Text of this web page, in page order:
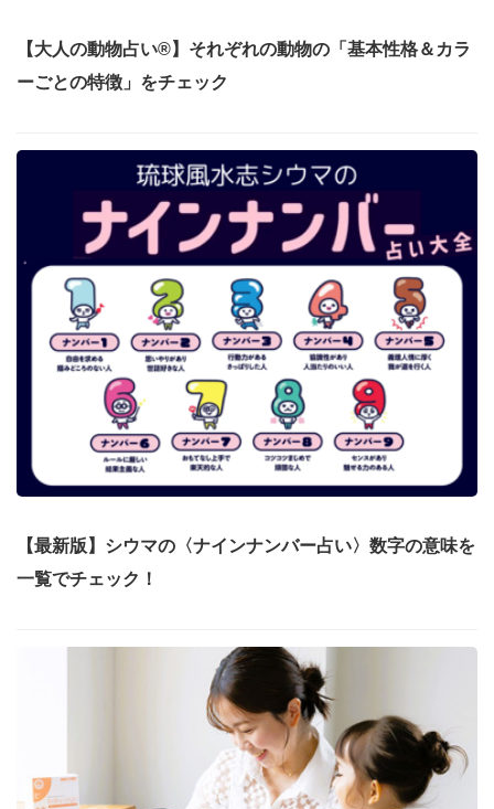
【大人の動物占い®】それぞれの動物の「基本性格＆カラ
ーごとの特徴」をチェック
【最新版】シウマの〈ナインナンバー占い〉数字の意味を
一覧でチェック！